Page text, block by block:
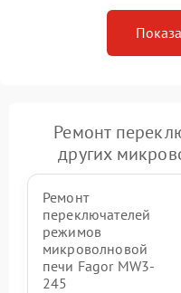
Ремонт
других
Ремонт
переключателей
режимов
микроволновой
печи Fagor MW3-
245